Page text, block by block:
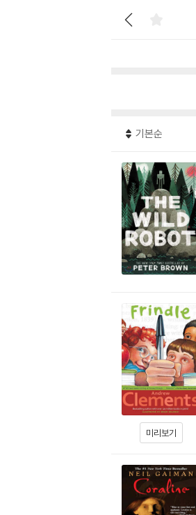
기본순
미리보기